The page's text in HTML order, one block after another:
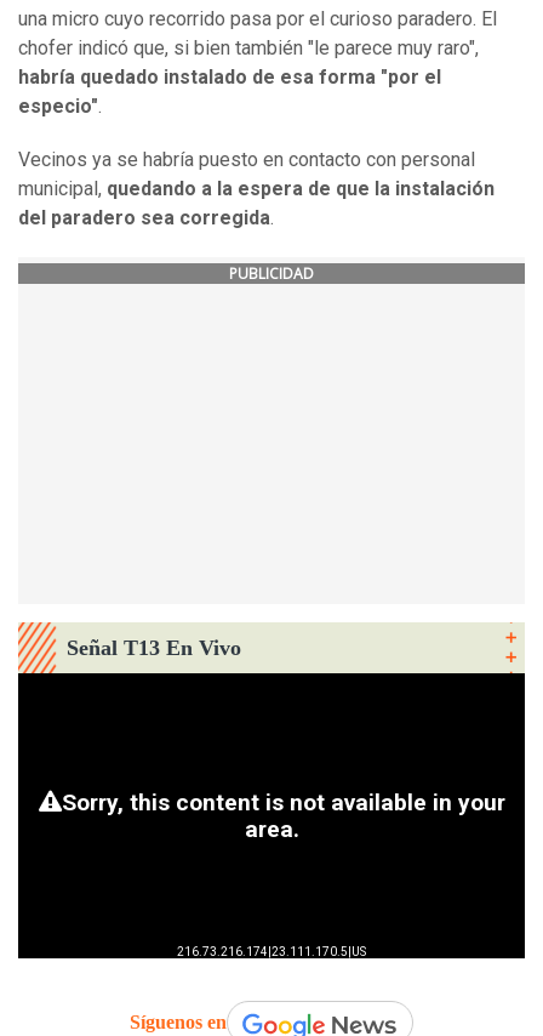
una micro cuyo recorrido pasa por el curioso paradero. El
chofer indicó que, si bien también "le parece muy raro",
habría quedado instalado de esa forma "por el
especio".
Vecinos ya se habría puesto en contacto con personal
municipal, quedando a la espera de que la instalación
del paradero sea corregida.
PUBLICIDAD
Señal T13 En Vivo
Síguenos en